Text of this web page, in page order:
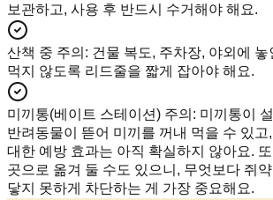
보관하고, 사용 후 반드시 수거해야 해요.
산책 중 주의 : 건물 복도, 주차장, 야외에 놓
먹지 않도록 리드줄을 짧게 잡아야 해요.
미끼통(베이트 스테이션) 주의 : 미끼통이
반려동물이 뜯어 미끼를 꺼내 먹을 수 있고
대한 예방 효과는 아직 확실하지 않아요.
곳으로 옮겨 둘 수도 있으니, 무엇보다 쥐
닿지 못하게 차단하는 게 가장 중요해요.